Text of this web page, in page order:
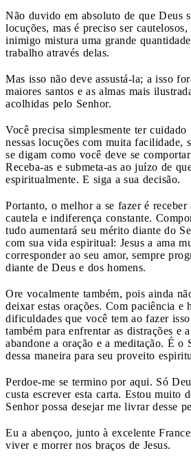
Não duvido em absoluto de que Deus
locuções, mas é preciso ser
inimigo mistura uma grande
trabalho através delas.
Mas isso não deve assustá-la; a isso
maiores santos e as almas mais
acolhidas pelo Senhor.
Você precisa simplesmente ter cuidado
nessas locuções com muita facilidade,
se digam como você deve se
Receba-as e submeta-as ao juízo de
espiritualmente. E siga a sua decisão.
Portanto, o melhor a se fazer é
cautela e indiferença constante.
tudo aumentará seu mérito diante do
com sua vida espiritual: Jesus a ama
corresponder ao seu amor, sempre
diante de Deus e dos homens.
Ore vocalmente também, pois ainda
deixar estas orações. Com paciência e
dificuldades que você tem ao fazer
também para enfrentar as distrações e
abandone a oração e a meditação. É o
dessa maneira para seu proveito
Perdoe-me se termino por aqui. Só
custa escrever esta carta. Estou muito
Senhor possa desejar me livrar desse
Eu a abençoo, junto à excelente
viver e morrer nos braços de Jesus.